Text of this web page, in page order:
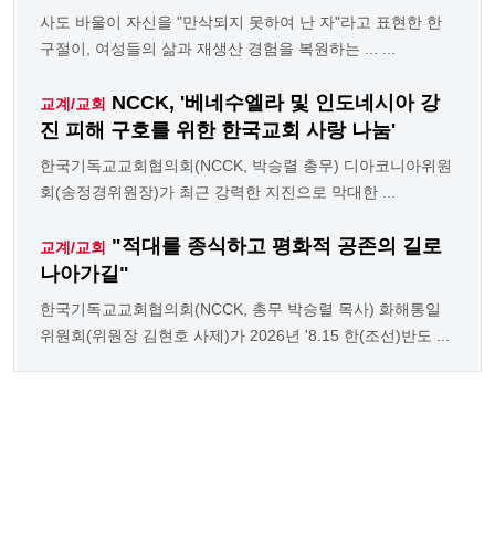
사도 바울이 자신을 "만삭되지 못하여 난 자"라고 표현한 한
구절이, 여성들의 삶과 재생산 경험을 복원하는 ... ...
교계/교회 NCCK, '베네수엘라 및 인도네시아 강
진 피해 구호를 위한 한국교회 사랑 나눔'
한국기독교교회협의회(NCCK, 박승렬 총무) 디아코니아위원
회(송정경위원장)가 최근 강력한 지진으로 막대한 ...
교계/교회 "적대를 종식하고 평화적 공존의 길로
나아가길"
한국기독교교회협의회(NCCK, 총무 박승렬 목사) 화해통일
위원회(위원장 김현호 사제)가 2026년 '8.15 한(조선)반도 ...